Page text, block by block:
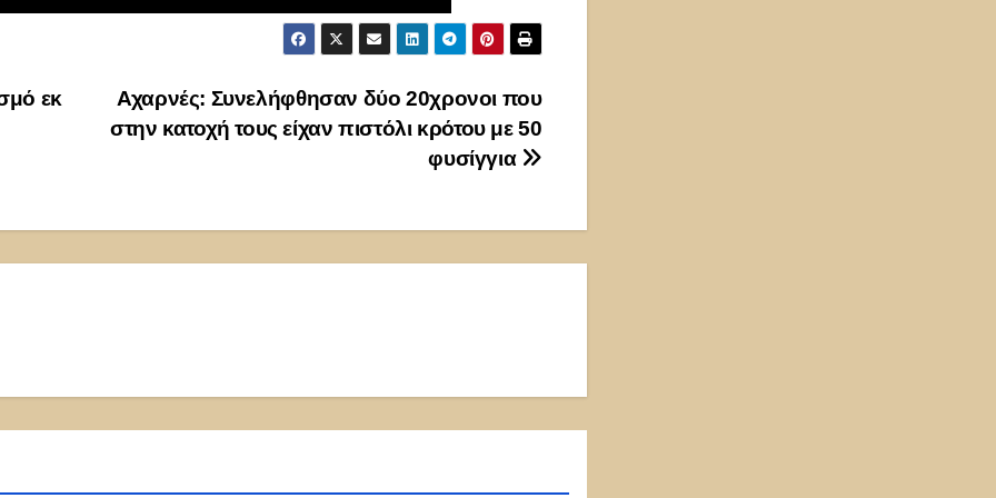
Αχαρνές: Συνελήφθησαν δύο 20χρονοι που
στην κατοχή τους είχαν πιστόλι κρότου με 50
φυσίγγια
εκ